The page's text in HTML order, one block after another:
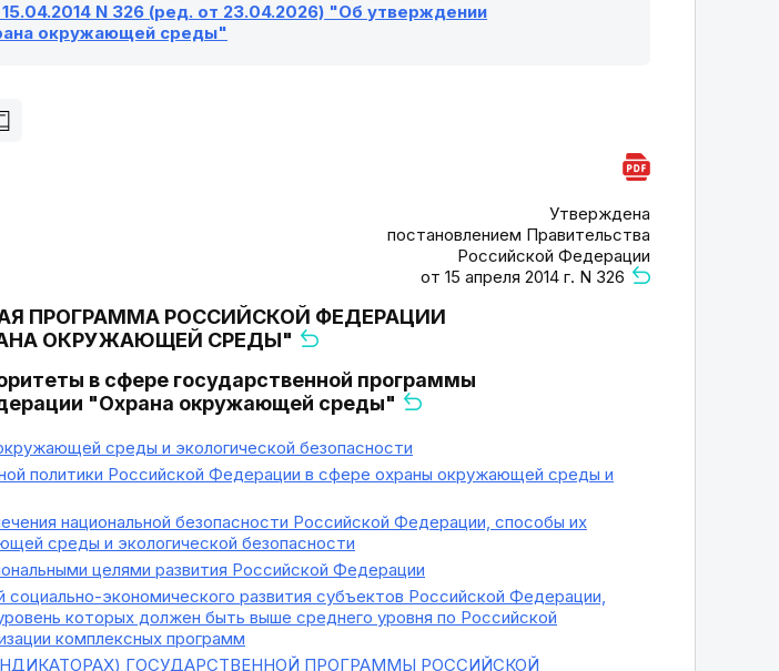
N 326 (ред. от 23.04.2026) "Об утверждении
окружающей среды"
Утверждена
постановлением Правительства
Российской Федерации
от 15 апреля 2014 г. N 326
ПРОГРАММА РОССИЙСКОЙ ФЕДЕРАЦИИ
ОКРУЖАЮЩЕЙ СРЕДЫ"
в сфере государственной программы
"Охрана окружающей среды"
среды и экологической безопасности
политики Российской Федерации в сфере охраны окружающей среды и
национальной безопасности Российской Федерации, способы их
среды и экологической безопасности
целями развития Российской Федерации
социально-экономического развития субъектов Российской Федерации,
которых должен быть выше среднего уровня по Российской
комплексных программ
ГОСУДАРСТВЕННОЙ ПРОГРАММЫ РОССИЙСКОЙ